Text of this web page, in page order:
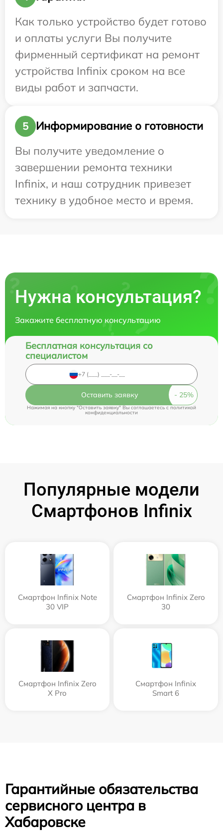
Как только устройство будет готово
и оплаты услуги Вы получите
фирменный сертификат на ремонт
устройства Infinix сроком на все
виды работ и запчасти.
5
Информирование о готовности
Вы получите уведомление о
завершении ремонта техники
Infinix, и наш сотрудник привезет
технику в удобное место и время.
Нужна консультация?
Закажите бесплатную консультацию
Бесплатная консультация со
специалистом
Оставить заявку
Нажимая на кнопку "Оставить заявку" Вы соглашаетесь cполитикой
конфиденциальности
Популярные модели
Смартфонов Infinix
Смартфон Infinix Note
30 VIP
Смартфон Infinix Zero
30
Смартфон Infinix Zero
X Pro
Смартфон Infinix
Smart 6
Гарантийные обязательства
сервисного центра в
Хабаровске